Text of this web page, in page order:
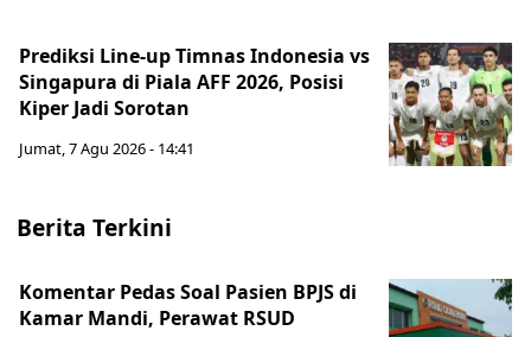
Prediksi Line-up Timnas Indonesia vs
Singapura di Piala AFF 2026, Posisi
Kiper Jadi Sorotan
Jumat, 7 Agu 2026 - 14:41
Berita Terkini
Komentar Pedas Soal Pasien BPJS di
Kamar Mandi, Perawat RSUD